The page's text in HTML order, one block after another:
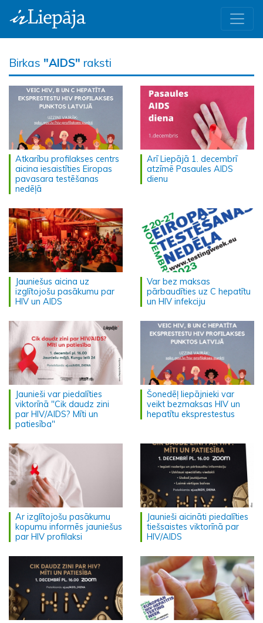
Birkas "AIDS" raksti
Atkarību profilakses centrs
aicina iesaistīties Eiropas
pavasara testēšanas
nedēļā
Arī Liepājā 1. decembrī
atzīmē Pasaules AIDS
dienu
Jauniešus aicina uz
izglītojošu pasākumu par
HIV un AIDS
Var bez maksas
pārbaudīties uz C hepatītu
un HIV infekciju
Jaunieši var piedalīties
viktorīnā "Cik daudz zini
par HIV/AIDS? Mīti un
patiesība"
Šonedēļ liepājnieki var
veikt bezmaksas HIV un
hepatītu eksprestestus
Ar izglītojošu pasākumu
kopumu informēs jauniešus
par HIV profilaksi
Jaunieši aicināti piedalīties
tiešsaistes viktorīnā par
HIV/AIDS